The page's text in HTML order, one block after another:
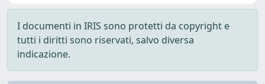
I documenti in IRIS sono protetti da copyright e
tutti i diritti sono riservati, salvo diversa
indicazione.